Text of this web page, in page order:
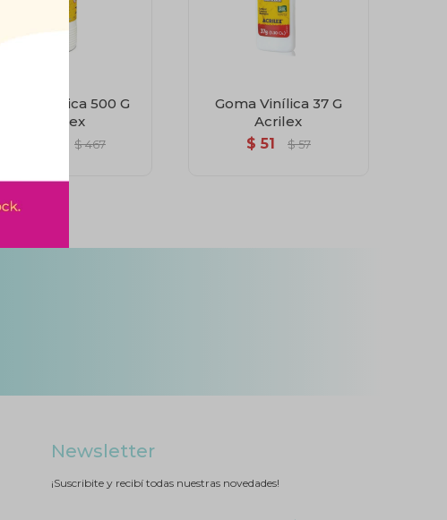
Goma Vinílica 500 G
Acrilex
$ 467
Goma Vinílica 37 G
Acrilex
$ 51 $ 57
Newsletter
¡Suscribite y recibí todas nuestras novedades!